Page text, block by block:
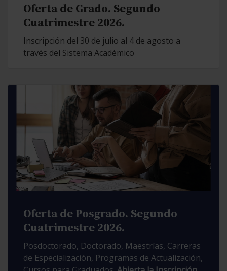
Oferta de Grado. Segundo
Cuatrimestre 2026.
Inscripción del 30 de julio al 4 de agosto a
través del Sistema Académico
Oferta de Posgrado. Segundo
Cuatrimestre 2026.
Posdoctorado, Doctorado, Maestrías, Carreras
de Especialización, Programas de Actualización,